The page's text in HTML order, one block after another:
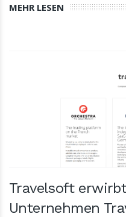
MEHR LESEN
Travelsoft
Unternehmen